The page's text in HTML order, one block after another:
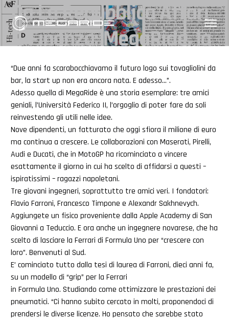
Da La Repubblica Affari
& Finanza: MegaRide, la
startup ha grip sul
mercato
“Due anni fa scarabocchiavamo il futuro logo sui tovagliolini da
bar, la start up non era ancora nata. E adesso…”.
Adesso quella di MegaRide è una storia esemplare: tre amici
geniali, l’Università Federico II, l’orgoglio di poter fare da soli
reinvestendo gli utili nelle idee.
Nove dipendenti, un fatturato che oggi sfiora il milione di euro
ma continua a crescere. Le collaborazioni con Maserati, Pirelli,
Audi e Ducati, che in MotoGP ha ricominciato a vincere
esattamente il giorno in cui ha scelto di affidarsi a questi –
ispiratissimi – ragazzi napoletani.
Tre giovani ingegneri, soprattutto tre amici veri. I fondatori:
Flavio Farroni, Francesco Timpone e Alexandr Sakhnevych.
Aggiungete un fisico proveniente dalla Apple Academy di San
Giovanni a Teduccio. E ora anche un ingegnere novarese, che ha
scelto di lasciare la Ferrari di Formula Uno per “crescere con
loro”. Benvenuti al Sud.
E’ cominciato tutto dalla tesi di laurea di Farroni, dieci anni fa,
su un modello di “grip” per la Ferrari
in Formula Uno. Studiando come ottimizzare le prestazioni dei
pneumatici. “Ci hanno subito cercato in molti, proponendoci di
prendersi le diverse licenze. Ho pensato che sarebbe stato